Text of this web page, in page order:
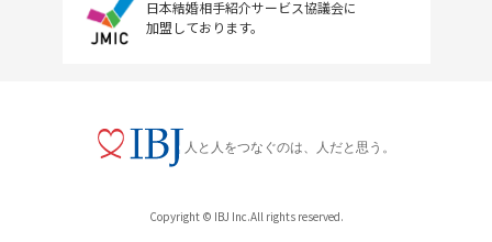
April　SATO　林智子
神奈川県
日本結婚相手紹介サービス協議会に
加盟しております。
人と人をつなぐのは、人だと思う。
Copyright © IBJ Inc.All rights reserved.